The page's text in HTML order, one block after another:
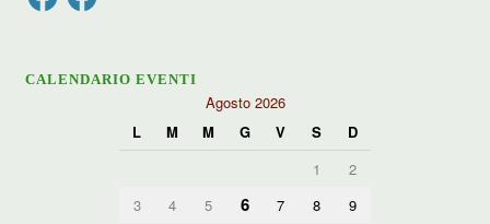
CALENDARIO EVENTI
Agosto 2026
L
M M G V S
D
1
2
3
4 5 6 7 8
9